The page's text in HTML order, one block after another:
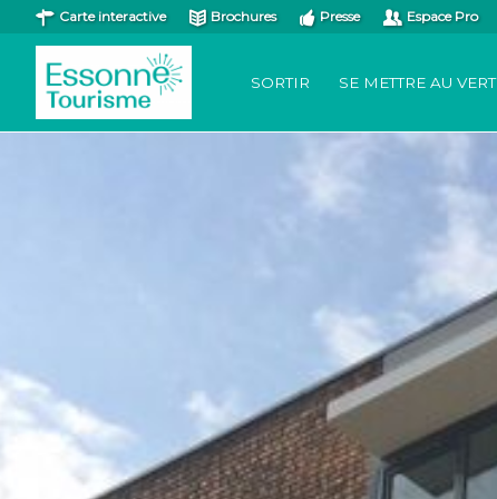
Carte interactive Brochures Presse Espace Pro
SORTIR SE METTRE AU VERT